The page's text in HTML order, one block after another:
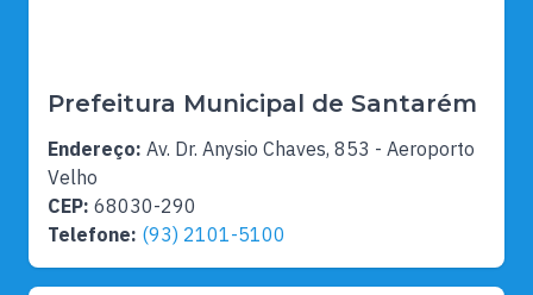
Prefeitura Municipal de Santarém
Endereço: Av. Dr. Anysio Chaves, 853 - Aeroporto
Velho
CEP: 68030-290
Telefone: (93) 2101-5100